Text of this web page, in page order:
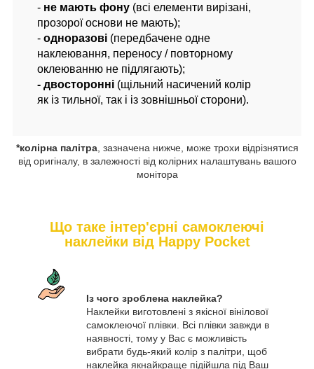
- не мають фону (всі елементи вирізані,
прозорої основи не мають);
- одноразові (передбачене одне
наклеювання, переносу / повторному
оклеюванню не підлягають);
- двосторонні (щільний насичений колір
як із тильної, так і із зовнішньої сторони).
*колірна палітра, зазначена нижче, може трохи відрізнятися
від оригіналу, в залежності від колірних налаштувань вашого
монітора
Що таке інтер'єрні самоклеючі
наклейки від Happy Pocket
Із чого зроблена наклейка?
Наклейки виготовлені з якісної вінілової
самоклеючої плівки. Всі плівки завжди в
наявності, тому у Вас є можливість
вибрати будь-який колір з палітри, щоб
наклейка якнайкраще підійшла під Ваш